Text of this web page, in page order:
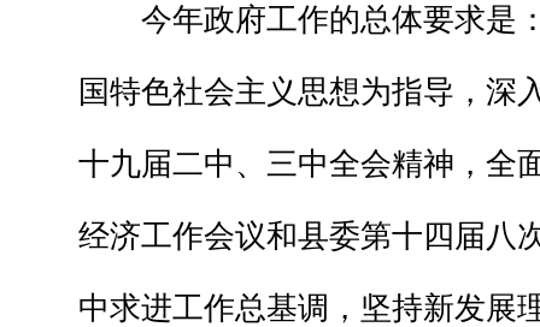
今年政府工作的总体要求是
国特色社会主义思想为指导，深
十九届二中、三中全会精神，全
经济工作会议和县委第十四届八
中求进工作总基调，坚持新发展